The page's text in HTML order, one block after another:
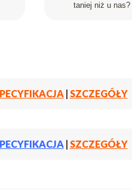
taniej niż u nas?
| SZCZEGÓŁY
| SZCZEGÓŁY